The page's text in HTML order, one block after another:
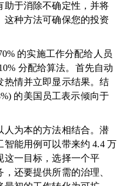
助于消除不确定性，并将
这种方法可确保您的投资
的实施工作分配给人员
分配给算法。首先自动
热情并立即显示结果。结
的美国员工表示倾向于
人为本的方法相结合。潜
能用例可以带来约 4.4 万
这一目标，选择一个平
还要提供所需的治理、